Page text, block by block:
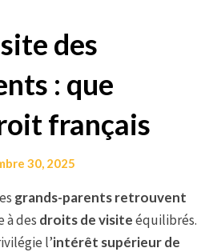
des
: que
français
30, 2025
grands-parents retrouvent
à des droits de visiteéquilibrés.
l’intérêt supérieur de